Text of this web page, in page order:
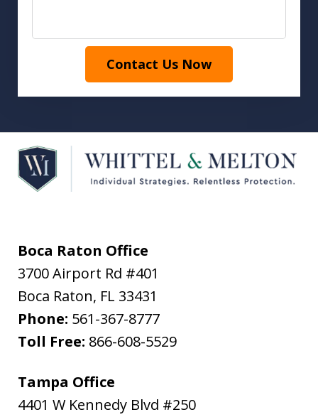
Contact Us Now
Boca Raton Office
3700 Airport Rd #401
Boca Raton, FL 33431
Phone: 561-367-8777
Toll Free: 866-608-5529
Tampa Office
4401 W Kennedy Blvd #250